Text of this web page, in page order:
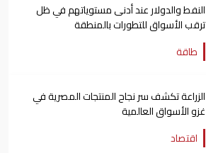
النفط والدولار عند أدنى مستوياتهم في ظل
ترقب الأسواق للتطورات بالمنطقة
طاقة
الزراعة تكشف سر نجاح المنتجات المصرية في
غزو الأسواق العالمية
اقتصاد